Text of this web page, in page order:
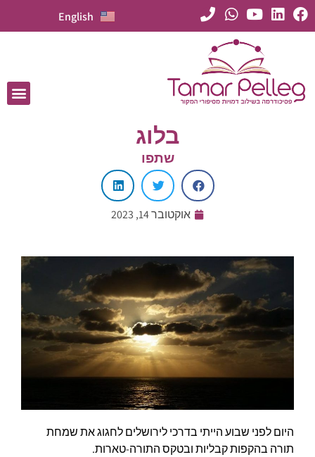
English
בלוג
שתפו
אוקטובר 14, 2023
היום לפני שבוע הייתי בדרכי לירושלים לחגוג את שמחת
תורה בהקפות קבליות ובטקס התורה-טארות.